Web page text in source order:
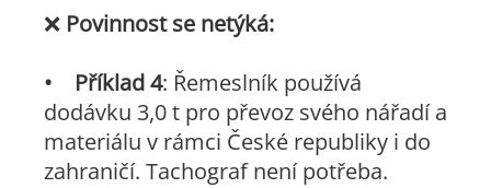
❌ Povinnost se netýká:
•
Příklad 4: Řemeslník používá
dodávku 3,0 t pro převoz svého nářadí a
materiálu v rámci České republiky i do
zahraničí. Tachograf není potřeba.